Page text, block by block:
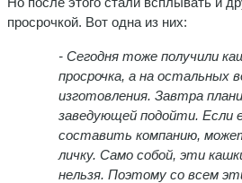
просрочкой. Вот одна из них:
- Сегодня тоже получили
просрочка, а на остальных
изготовления. Завтра
заведующей подойти. Если
составить компанию,
личку. Само собой, эти
нельзя. Поэтому со всем